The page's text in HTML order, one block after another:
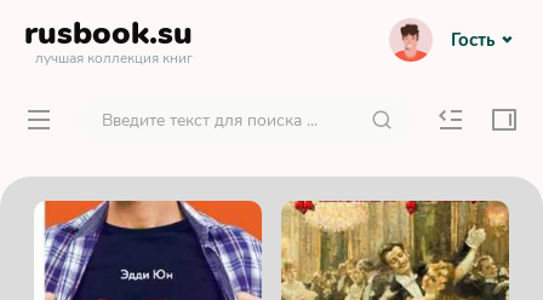
rusbook.su
лучшая коллекция книг
Гость